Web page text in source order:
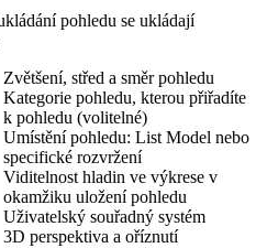
pohledu se ukládají
Zvětšení, střed a směr pohledu
Kategorie pohledu, kterou přiřadíte
k pohledu (volitelné)
Umístění pohledu: List Model nebo
specifické rozvržení
Viditelnost hladin ve výkrese v
okamžiku uložení pohledu
Uživatelský souřadný systém
3D perspektiva a oříznutí